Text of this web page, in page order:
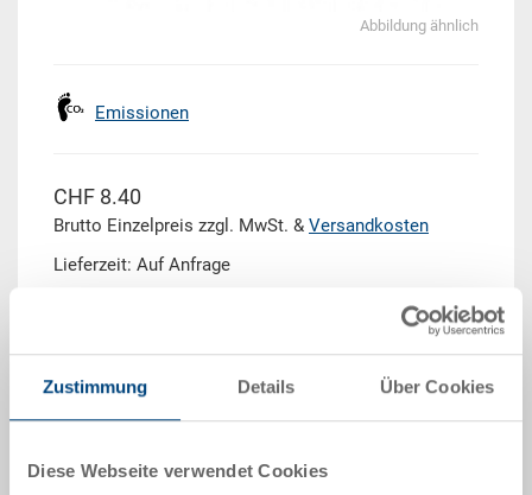
Zustimmung Details Über Cookies
Diese Webseite verwendet Cookies
Abbildung ähnlich
Emissionen
CHF 8.40
Brutto Einzelpreis zzgl. MwSt. & Versandkosten
Lieferzeit: Auf Anfrage
Mindestbestellmenge: 1000 Stück